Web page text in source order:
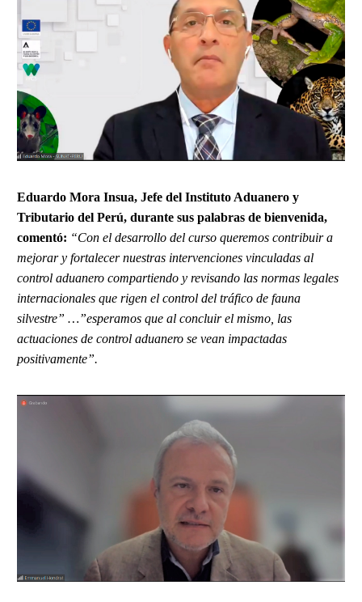
Eduardo Mora Insua, Jefe del Instituto Aduanero y
Tributario del Perú, durante sus palabras de bienvenida,
comentó: “Con el desarrollo del curso queremos contribuir a
mejorar y fortalecer nuestras intervenciones vinculadas al
control aduanero compartiendo y revisando las normas legales
internacionales que rigen el control del tráfico de fauna
silvestre” …”esperamos que al concluir el mismo, las
actuaciones de control aduanero se vean impactadas
positivamente”.